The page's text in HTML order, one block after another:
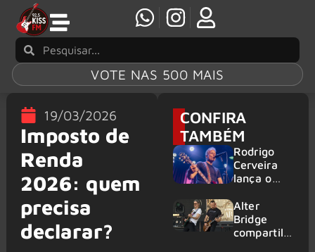
VOTE NAS 500 MAIS
19/03/2026
Imposto de
Renda
2026: quem
precisa
declarar?
CONFIRA
TAMBÉM
Rodrigo
Cerveira
lança o
Searcher”
Alter
Bridge
compartilh